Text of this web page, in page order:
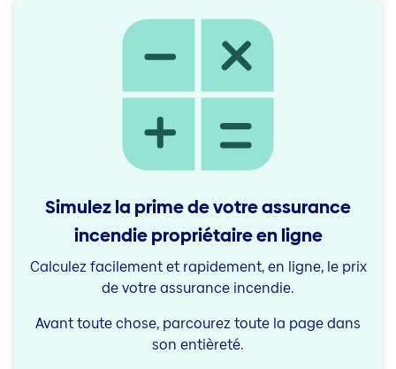
Simulez la prime de votre assurance
incendie propriétaire en ligne
Calculez facilement et rapidement, en ligne, le prix
de votre assurance incendie.
Avant toute chose, parcourez toute la page dans
son entièreté.